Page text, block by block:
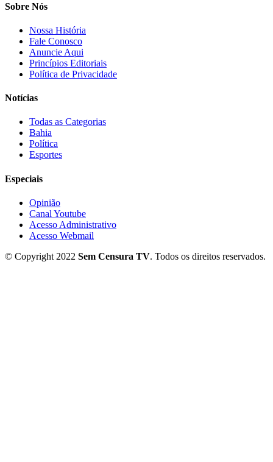
Sobre Nós
Nossa História
Fale Conosco
Anuncie Aqui
Princípios Editoriais
Política de Privacidade
Notícias
Todas as Categorias
Bahia
Política
Esportes
Especiais
Opinião
Canal Youtube
Acesso Administrativo
Acesso Webmail
© Copyright 2022 Sem Censura TV. Todos os direitos reservados.